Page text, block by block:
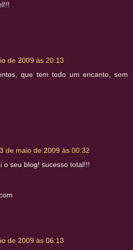
de 2009 às 20:13
que tem todo um encanto, sem
de maio de 2009 às 00:32
o seu blog! sucesso total!!!
de 2009 às 06:13